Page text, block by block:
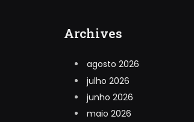
Archives
agosto 2026
julho 2026
junho 2026
maio 2026